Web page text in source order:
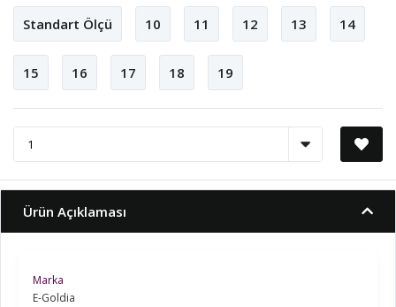
Standart Ölçü 10 11 12 13 14
15 16 17 18 19
Ürün Açıklaması
Marka
E-Goldia